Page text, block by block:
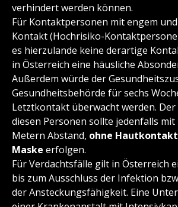
verhindert werden können.
Für Kontaktpersonen mit engem
Kontakt (Hochrisiko-
es hierzulande keine derartige
in Österreich eine häusliche
Außerdem würde der
Gesundheitsbehörde für sechs
Letztkontakt überwacht werden.
diesen Personen sollte jedenfalls mit
Metern Abstand, ohne Hautkontakt
Maske erfolgen.
Für Verdachtsfälle gilt in Österreich
bis zum Ausschluss der Infektion
der Ansteckungsfähigkeit. Eine